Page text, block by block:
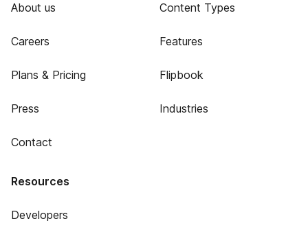
About us
Careers
Plans & Pricing
Press
Contact
Content Types
Features
Flipbook
Industries
Resources
Developers